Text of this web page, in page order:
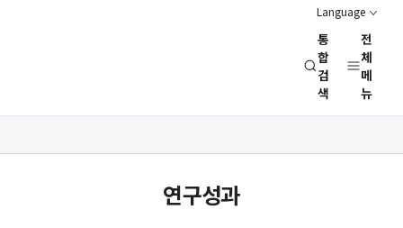
Language
통
합
검
색
전
체
메
뉴
연구성과